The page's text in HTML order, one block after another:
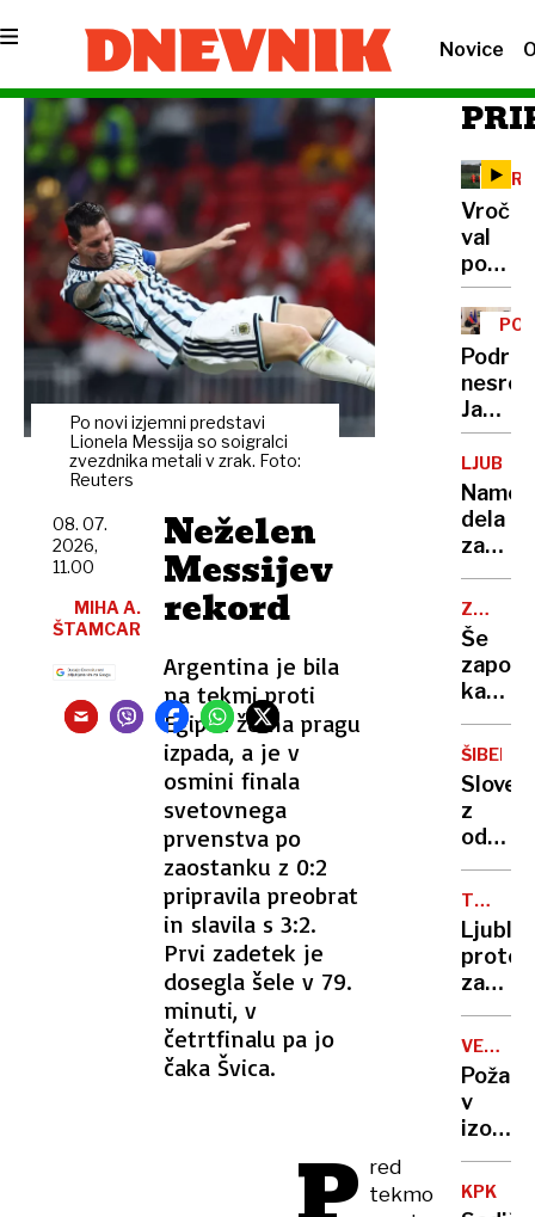
Novice
Po novi izjemni predstavi
Lionela Messija so soigralci
zvezdnika metali v zrak. Foto:
Reuters
Neželen
Messijev
rekord
Argentina je bila
na tekmi proti
Egiptu že na pragu
izpada, a je v
osmini finala
svetovnega
prvenstva po
zaostanku z 0:2
pripravila preobrat
in slavila s 3:2.
Prvi zadetek je
dosegla šele v 79.
minuti, v
četrtfinalu pa jo
čaka Švica.
08. 07.
2026,
11.00
MIHA A.
ŠTAMCAR
red
tekmo
val
polni
samo
včeraj
trije
letos
že
več
kot
420
Janša
med
prvimi
pisal
policija
dela
zapor
in
izgon:
V
Lidlu
za
55
evrov
nato
PERONI
Še
zapora
in
proge,
nato
vlaki
spet
na
postaji
ŠIBENIK
z
skoraj
zažgal
TUJI
DELAVCI
lokal,
ker
je
»V
VELIKA
ŠKODA
Požar
v
izolski
hali,
gasilci
KPK